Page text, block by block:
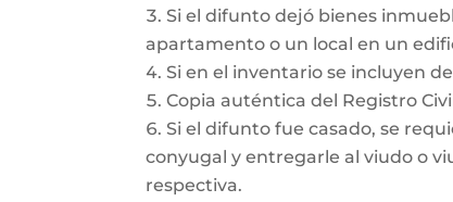
Si el difunto dejó bienes
apartamento o un local en un
Si en el inventario se incluyen
Copia auténtica del Registro
Si el difunto fue casado, se
conyugal y entregarle al viudo o
respectiva.